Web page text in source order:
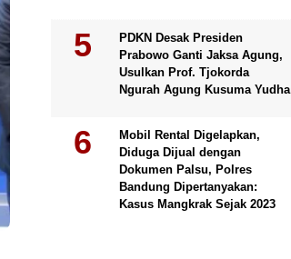
PDKN Desak Presiden
Prabowo Ganti Jaksa Agung,
Usulkan Prof. Tjokorda
Ngurah Agung Kusuma Yudha
Mobil Rental Digelapkan,
Diduga Dijual dengan
Dokumen Palsu, Polres
Bandung Dipertanyakan:
Kasus Mangkrak Sejak 2023